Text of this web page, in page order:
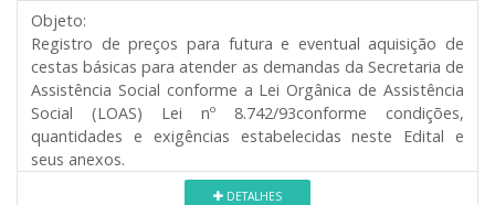
Objeto:
Registro de preços para futura e eventual aquisição de
cestas básicas para atender as demandas da Secretaria de
Assistência Social conforme a Lei Orgânica de Assistência
Social (LOAS) Lei nº 8.742/93conforme condições,
quantidades e exigências estabelecidas neste Edital e
seus anexos.
DETALHES